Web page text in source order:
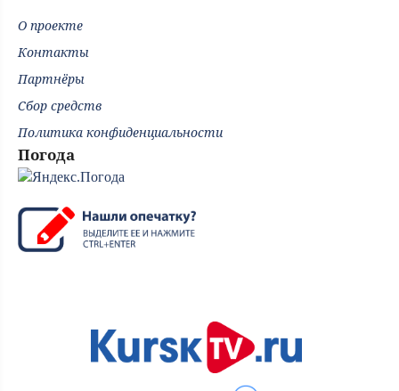
О проекте
Контакты
Партнёры
Сбор средств
Политика конфиденциальности
Погода